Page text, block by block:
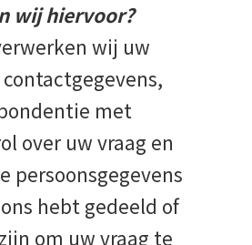
wij hiervoor?
wij uw
met
over uw vraag en
persoonsgegevens
hebt gedeeld of
om uw vraag te